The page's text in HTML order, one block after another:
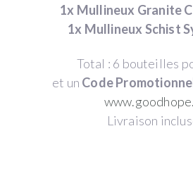
1x Mullineux Granite
1x Mullineux Schist
Total : 6 bouteilles
et un Code
Livraison